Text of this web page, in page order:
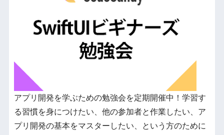
アプリ開発を学ぶための勉強会を定期開催中！学習す
る習慣を身につけたい、他の参加者と作業したい、ア
プリ開発の基本をマスターしたい、という方のために